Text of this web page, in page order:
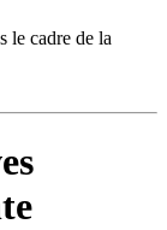
le cadre de la